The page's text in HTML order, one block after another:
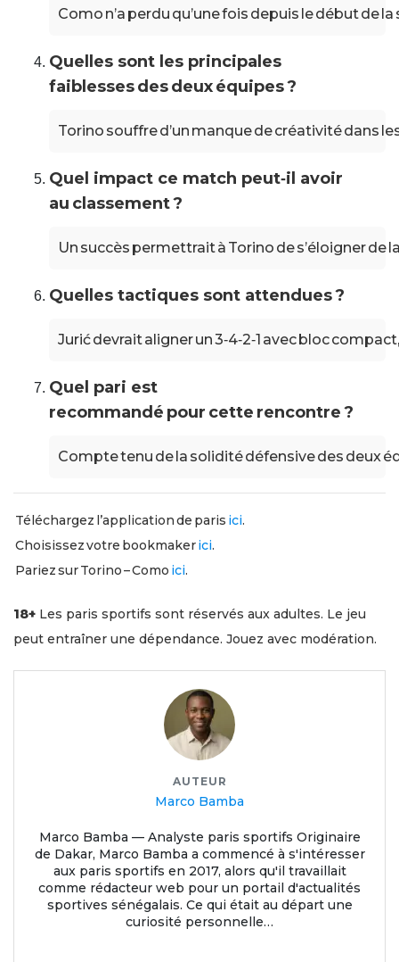
Como n’a perdu qu’une fois depuis le début
Quelles sont les principales
faiblesses des deux équipes ?
Torino souffre d’un manque de créativité dans
Quel impact ce match peut‑il avoir
au classement ?
Un succès permettrait à Torino de s’éloigner
Quelles tactiques sont attendues ?
Jurić devrait aligner un 3‑4‑2‑1 avec bloc
Quel pari est
recommandé pour cette rencontre ?
Compte tenu de la solidité défensive des deux
Téléchargez l’application de paris ici.
Choisissez votre bookmakerici.
Pariez sur Torino – Como ici.
18+ Les paris sportifs sont réservés aux adultes. Le jeu
peut entraîner une dépendance. Jouez avec modération.
AUTEUR
Marco Bamba
Marco Bamba — Analyste paris sportifs Originaire
de Dakar, Marco Bamba a commencé à s'intéresser
aux paris sportifs en 2017, alors qu'il travaillait
comme rédacteur web pour un portail d'actualités
sportives sénégalais. Ce qui était au départ une
curiosité personnelle…